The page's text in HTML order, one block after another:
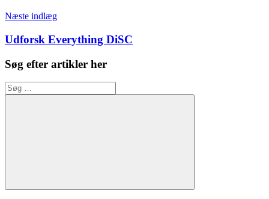
Næste indlæg
Udforsk Everything DiSC
Søg efter artikler her
Søg
efter:
Søg